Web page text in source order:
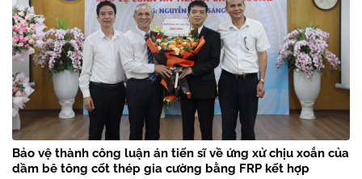
Bảo vệ thành công luận án tiến sĩ về ứng xử chịu xoắn của
dầm bê tông cốt thép gia cường bằng FRP kết hợp